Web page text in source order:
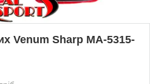
Venum Sharp MA-5315-